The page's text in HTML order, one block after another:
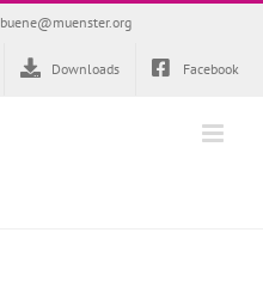
buene@muenster.org
Downloads Facebook